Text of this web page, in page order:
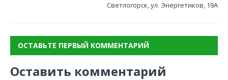
Светлогорск, ул. Энергетиков, 19А
ОСТАВЬТЕ ПЕРВЫЙ КОММЕНТАРИЙ
Оставить комментарий